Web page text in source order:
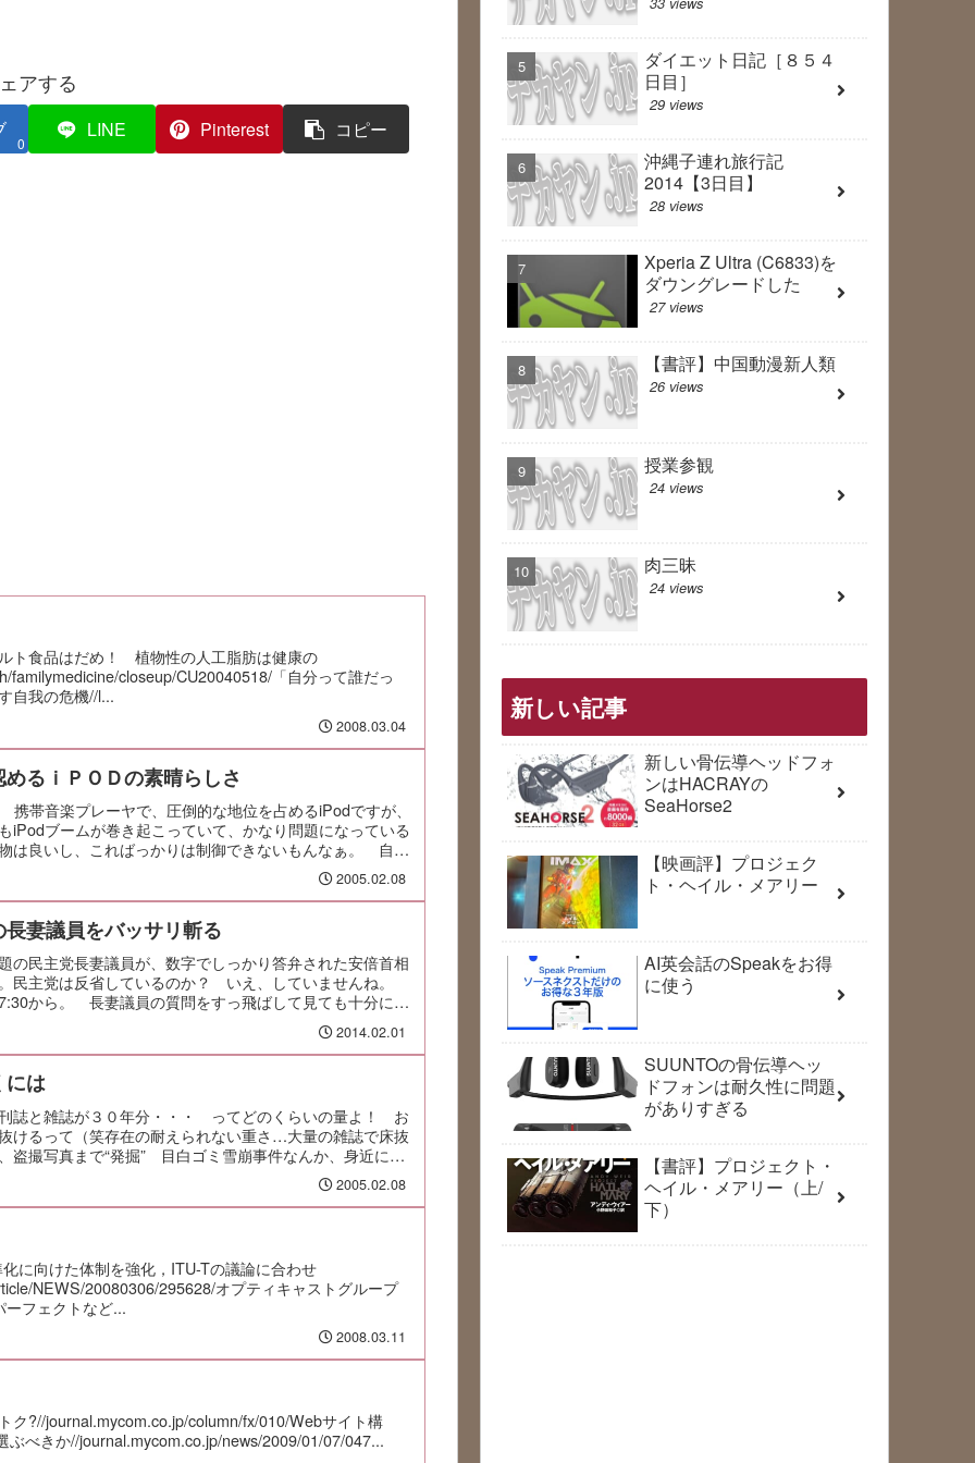
アする
0
LINE Pinterest コピー
ト食品はだめ！ 植物性の人工脂肪は健康の
familymedicine/closeup/CU20040518/「自分って誰だっ
自我の危機//l...
2008.03.04
るｉＰＯＤの素晴らしさ
帯音楽プレーヤで、圧倒的な地位を占めるiPodですが、
iPodブームが巻き起こっていて、かなり問題になっている
は良いし、こればっかりは制御できないもんなぁ。 自
2005.02.08
妻議員をバッサリ斬る
の民主党長妻議員が、数字でしっかり答弁された安倍首相
民主党は反省しているのか？ いえ、していませんね。
から。 長妻議員の質問をすっ飛ばして見ても十分に内
2014.02.01
には
誌と雑誌が３０年分・・・ ってどのくらいの量よ！ お
けるって（笑存在の耐えられない重さ…大量の雑誌で床抜
盗撮写真まで“発掘” 目白ゴミ雪崩事件なんか、身近にこ
2005.02.08
に向けた体制を強化，ITU-Tの議論に合わせ
NEWS/20080306/295628/オプティキャストグループ
フェクトなど...
2008.03.11
ク?//journal.mycom.co.jp/column/fx/010/Webサイト構
ぶべきか//journal.mycom.co.jp/news/2009/01/07/047...
ダイエット日記［８５４
日目］
29 views
沖縄子連れ旅行記
2014【3日目】
28 views
Xperia Z Ultra (C6833)を
ダウングレードした
27 views
【書評】中国動漫新人類
26 views
授業参観
24 views
肉三昧
24 views
新しい記事
新しい骨伝導ヘッドフォ
ンはHACRAYの
SeaHorse2
【映画評】プロジェク
ト・ヘイル・メアリー
AI英会話のSpeakをお得
に使う
SUUNTOの骨伝導ヘッ
ドフォンは耐久性に問題
がありすぎる
【書評】プロジェクト・
ヘイル・メアリー（上/
下）